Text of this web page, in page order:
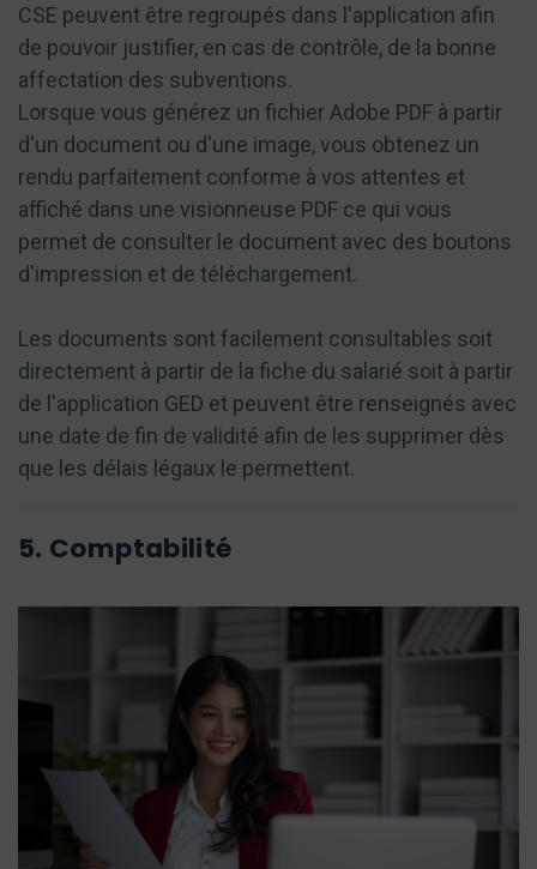
CSE peuvent être regroupés dans l'application afin
de pouvoir justifier, en cas de contrôle, de la bonne
affectation des subventions.
Lorsque vous générez un fichier Adobe PDF à partir
d'un document ou d'une image, vous obtenez un
rendu parfaitement conforme à vos attentes et
affiché dans une visionneuse PDF ce qui vous
permet de consulter le document avec des boutons
d'impression et de téléchargement.
Les documents sont facilement consultables soit
directement à partir de la fiche du salarié soit à partir
de l'application GED et peuvent être renseignés avec
une date de fin de validité afin de les supprimer dès
que les délais légaux le permettent.
5. Comptabilité